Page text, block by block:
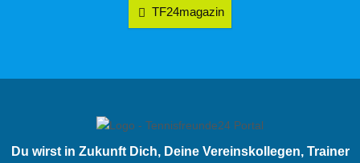
TF24magazin
Du wirst in Zukunft Dich, Deine Vereinskollegen, Trainer